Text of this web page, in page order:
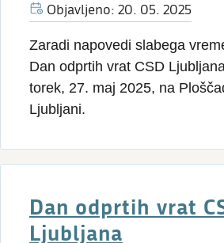
Objavljeno: 20. 05. 2025
Zaradi napovedi slabega
Dan odprtih vrat CSD
torek, 27. maj 2025, na
Ljubljani.
Dan odprtih vrat
Ljubljana